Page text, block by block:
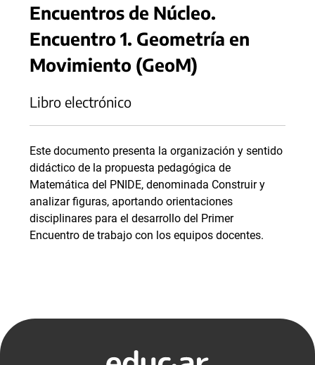
Encuentros de Núcleo.
Encuentro 1. Geometría en
Movimiento (GeoM)
Libro electrónico
Este documento presenta la organización y sentido
didáctico de la propuesta pedagógica de
Matemática del PNIDE, denominada Construir y
analizar figuras, aportando orientaciones
disciplinares para el desarrollo del Primer
Encuentro de trabajo con los equipos docentes.